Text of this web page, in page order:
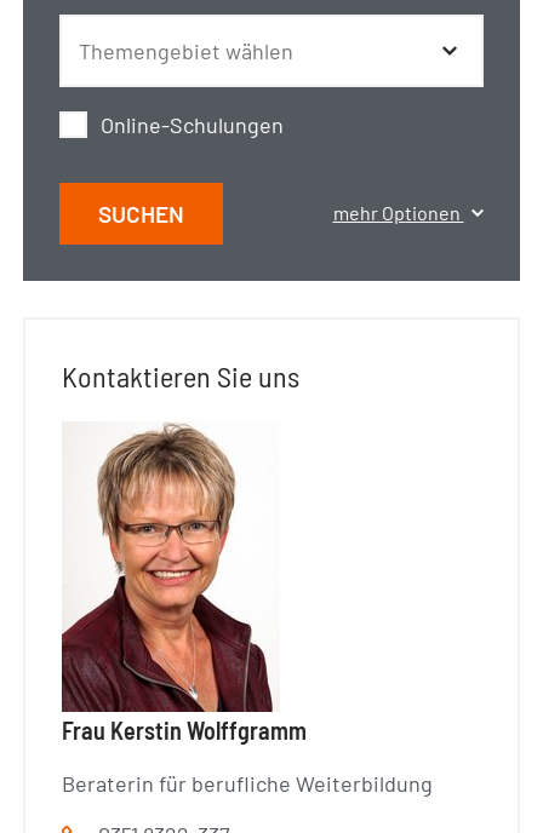
Online-Schulungen
SUCHEN mehr Optionen
Kontaktieren Sie uns
Frau Kerstin Wolffgramm
Beraterin für berufliche Weiterbildung